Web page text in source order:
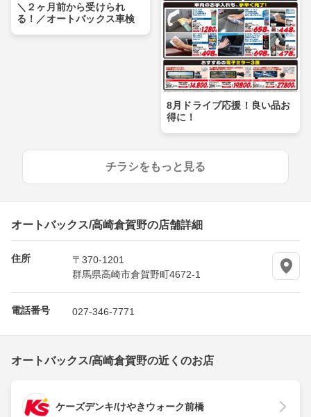
＼２ヶ月前から受けられ
る！／オートバックス車検
8月ドライブ応援！良い品お
得に！
チラシをもっと見る
オートバックス/高崎倉賀野の店舗詳細
住所
〒370-1201
群馬県高崎市倉賀野町4672-1
電話番号 027-346-7771
オートバックス/高崎倉賀野の近くのお店
ケーズデンキ/けやきウォーク前橋